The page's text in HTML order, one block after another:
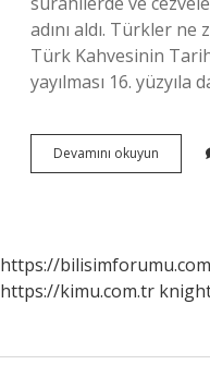
adını aldı. Türkler ne
Türk Kahvesinin
yayılması 16. yüzyıla
Devamını okuyun
Ne
https://bilisimforumu.com
https://kimu.com.tr